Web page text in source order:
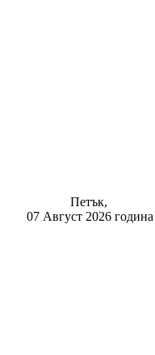
Петък,
07 Август 2026 година